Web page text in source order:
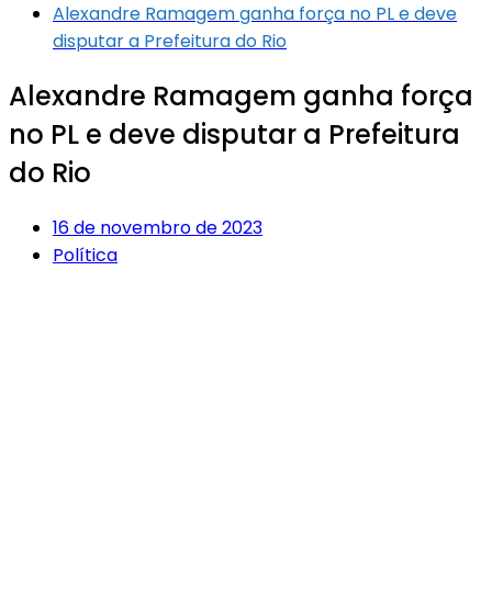
Alexandre Ramagem ganha força no PL e deve
disputar a Prefeitura do Rio
Alexandre Ramagem ganha força
no PL e deve disputar a Prefeitura
do Rio
16 de novembro de 2023
Política